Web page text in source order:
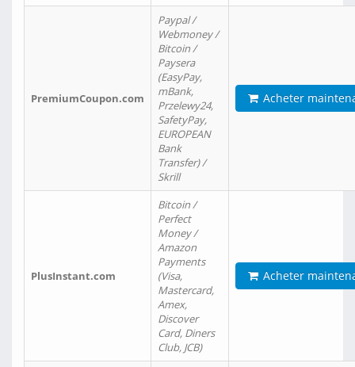
PremiumCoupon.com
Paypal /
Webmoney /
Bitcoin /
Paysera
(EasyPay,
mBank,
Przelewy24,
SafetyPay,
EUROPEAN
Bank
Transfer) /
Skrill
Acheter
PlusInstant.com
Bitcoin /
Perfect
Money /
Amazon
Payments
(Visa,
Mastercard,
Amex,
Discover
Card, Diners
Club, JCB)
Acheter